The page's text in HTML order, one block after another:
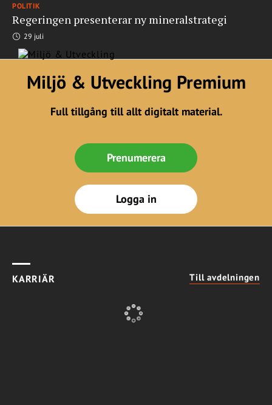
POLITIK
Regeringen presenterar ny mineralstrategi
29 juli
Miljö & Utveckling Premium
Full tillgång till allt digitalt material.
Prenumerera
Logga in
KARRIÄR Till avdelningen